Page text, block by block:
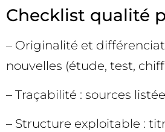
Checklist qualité
– Originalité et
nouvelles (étude, test,
– Traçabilité : sources
– Structure exploitable :